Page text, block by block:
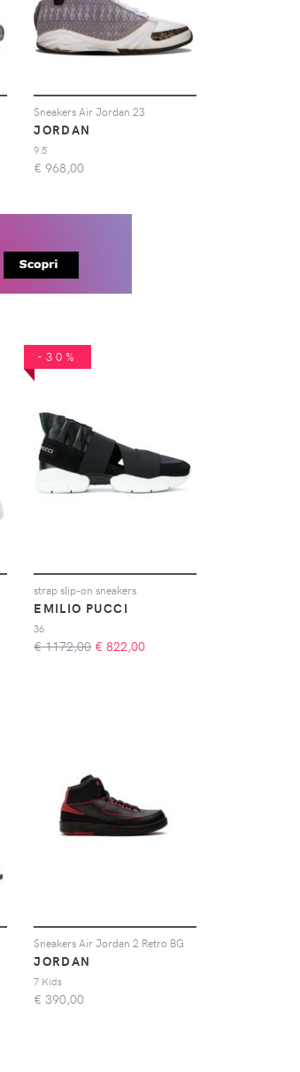
Sneakers Air Jordan 23
JORDAN
9.5
€ 968,00
-30%
strap slip-on sneakers
EMILIO PUCCI
36
€ 1172,00 € 822,00
Sneakers Air Jordan 2 Retro BG
JORDAN
7 Kids
€ 390,00